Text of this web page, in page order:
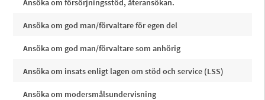
Ansöka om försörjningsstöd, återansökan.
Ansöka om god man/förvaltare för egen del
Ansöka om god man/förvaltare som anhörig
Ansöka om insats enligt lagen om stöd och service (LSS)
Ansöka om modersmålsundervisning